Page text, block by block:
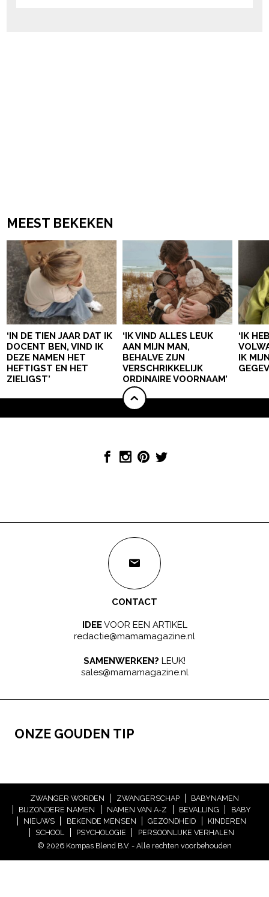
MEEST BEKEKEN
‘IN DE TIEN JAAR DAT IK
DOCENT BEN, VIND IK
DEZE NAMEN HET
HEFTIGST EN HET
ZIELIGST’
‘IK VIND ALLES LEUK
AAN MIJN MAN,
BEHALVE ZIJN
VERSCHRIKKELIJK
ORDINAIRE VOORNAAM’
‘IK
IK
CONTACT
IDEEVOOR EEN ARTIKEL
redactie@mamamagazine.nl
SAMENWERKEN? LEUK!
sales@mamamagazine.nl
ONZE GOUDEN TIP
ZWANGER WORDEN ZWANGERSCHAP
BABYNAMEN
BIJZONDERE NAMEN
NAMEN VAN A-Z BEVALLING
BABY
NIEUWS
BEKENDE MENSEN GEZONDHEID
KINDEREN
SCHOOL
PSYCHOLOGIE
PERSOONLIJKE VERHALEN
© 2026 Kompas Blend B.V. - Alle rechten voorbehouden